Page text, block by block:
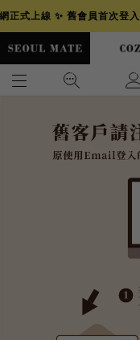
正式上線 ✨ 舊會員首次登